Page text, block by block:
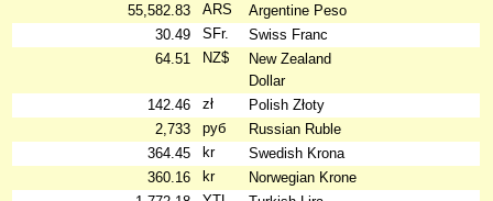
55,582.83
ARS
Argentine Peso
30.49
SFr.
Swiss Franc
64.51
NZ$
New Zealand
Dollar
142.46
zł
Polish Złoty
2,733
руб
Russian Ruble
364.45
kr
Swedish Krona
360.16
kr
Norwegian Krone